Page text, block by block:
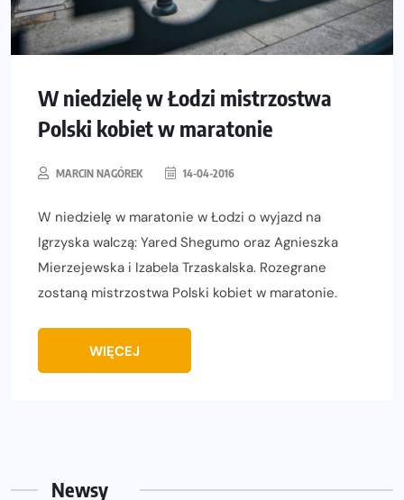
W niedzielę w Łodzi mistrzostwa
Polski kobiet w maratonie
MARCIN NAGÓREK 14-04-2016
W niedzielę w maratonie w Łodzi o wyjazd na
Igrzyska walczą: Yared Shegumo oraz Agnieszka
Mierzejewska i Izabela Trzaskalska. Rozegrane
zostaną mistrzostwa Polski kobiet w maratonie.
WIĘCEJ
Newsy